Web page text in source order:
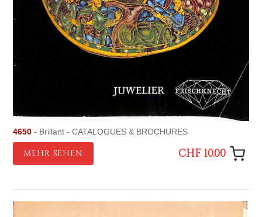
4650 - Brillant - CATALOGUES & BROCHURES
MEHR SEHEN CHF 10.00